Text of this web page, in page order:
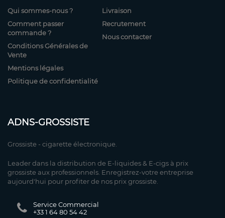
Qui sommes-nous ?
Comment passer
commande ?
Conditions Générales de
Vente
Mentions légales
Politique de confidentialité
Livraison
Recrutement
Nous contacter
ADNS-GROSSISTE
Grossiste - cigarette électronique.
Leader dans la distribution de E-liquides & E-cigs à prix
grossiste aux professionnels. Enregistrez-votre entreprise
aujourd'hui pour profiter de nos prix grossiste.
Service Commercial
+33 1 64 80 54 42